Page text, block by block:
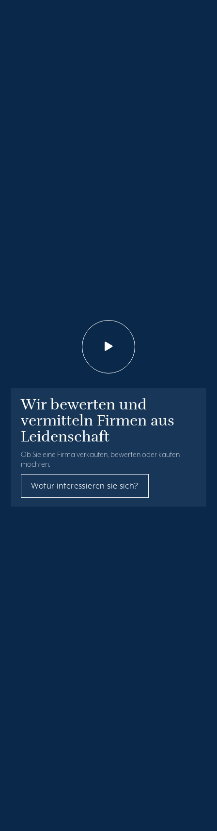
Wir bewerten und
vermitteln Firmen aus
Leidenschaft
Ob Sie eine Firma verkaufen, bewerten oder kaufen
möchten.
Wofür interessieren sie sich?